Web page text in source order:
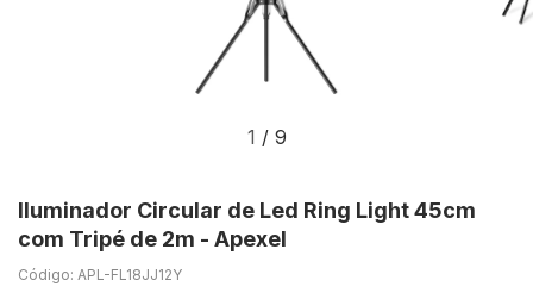
1 / 9
Iluminador Circular de Led Ring Light 45cm
com Tripé de 2m - Apexel
Código: APL-FL18JJ12Y